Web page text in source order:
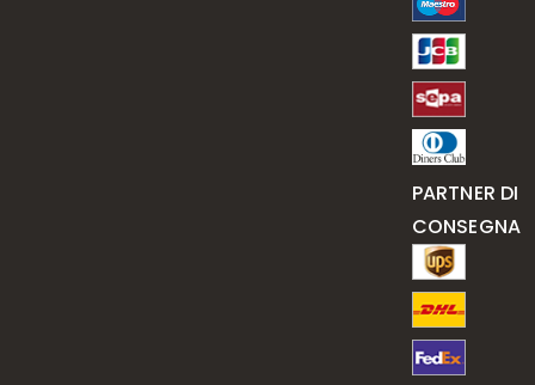
PARTNER DI
CONSEGNA